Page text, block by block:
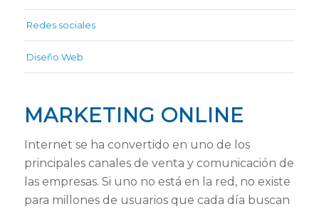
Redes sociales
Diseño Web
MARKETING ONLINE
Internet se ha convertido en uno de los
principales canales de venta y comunicación de
las empresas. Si uno no está en la red, no existe
para millones de usuarios que cada día buscan